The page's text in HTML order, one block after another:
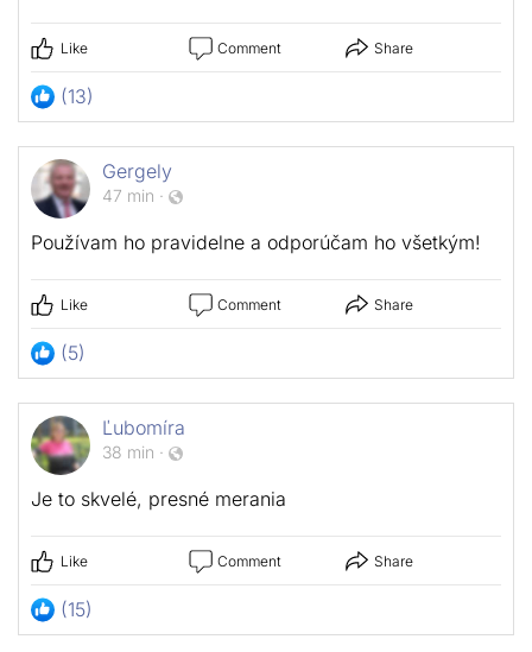
Like Comment Share
(13)
Gergely
47 min ·
Používam ho pravidelne a odporúčam ho všetkým!
Like Comment Share
(5)
Ľubomíra
38 min ·
Je to skvelé, presné merania
Like Comment Share
(15)